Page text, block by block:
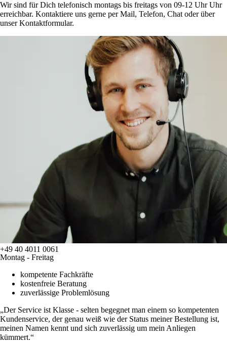
Wir sind für Dich telefonisch montags bis freitags von 09-12 Uhr Uhr
erreichbar. Kontaktiere uns gerne per Mail, Telefon, Chat oder über
unser Kontaktformular.
+49 40 4011 0061
Montag - Freitag
kompetente Fachkräfte
kostenfreie Beratung
zuverlässige Problemlösung
Der Service ist Klasse - selten begegnet man einem so kompetenten
Kundenservice, der genau weiß wie der Status meiner Bestellung ist,
meinen Namen kennt und sich zuverlässig um mein Anliegen
kümmert.